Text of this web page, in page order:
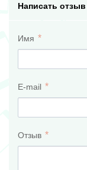
Написать отзыв
Имя
E-mail
Отзыв